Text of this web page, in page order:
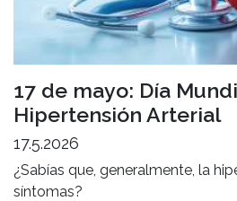
17 de mayo: Día
Hipertensión Arterial
17.5.2026
¿Sabías que, generalmente, la
síntomas?